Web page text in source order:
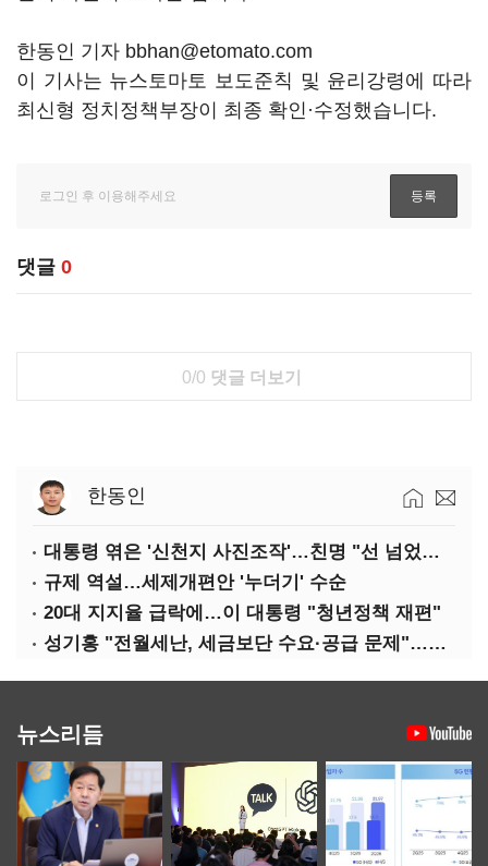
한동인 기자 bbhan@etomato.com
이 기사는 뉴스토마토 보도준칙 및 윤리강령에 따라
최신형 정치정책부장이 최종 확인·수정했습니다.
댓글 0
0/0 댓글 더보기
한동인
대통령 엮은 '신천지 사진조작'…친명 "선 넘었다" 격앙
규제 역설…세제개편안 '누더기' 수순
20대 지지율 급락에…이 대통령 "청년정책 재편"
성기홍 "전월세난, 세금보단 수요·공급 문제"…닥공 시사
뉴스리듬